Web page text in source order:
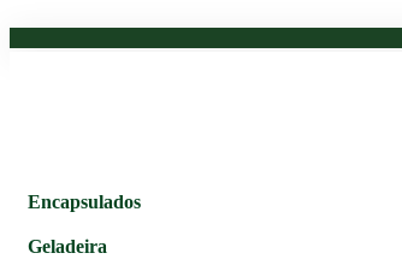
Encapsulados
Geladeira